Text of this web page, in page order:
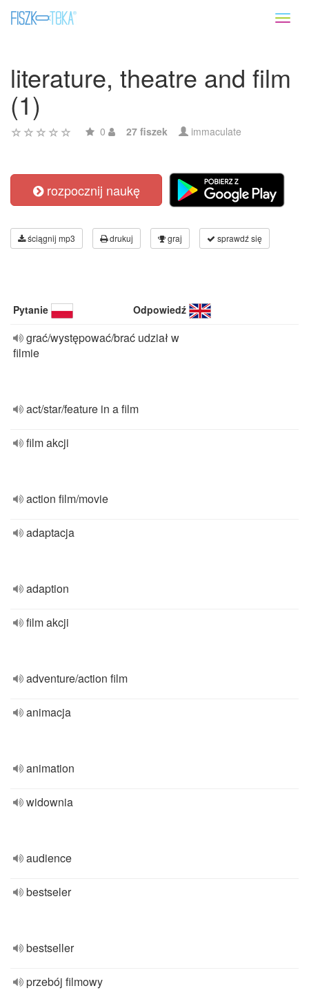
literature, theatre and film
(1)
0 27 fiszek immaculate
rozpocznij naukę
ściągnij mp3 drukuj graj sprawdź się
Pytanie Odpowiedź
grać/występować/brać udział w
filmie
act/star/feature in a film
film akcji
action film/movie
adaptacja
adaption
film akcji
adventure/action film
animacja
animation
widownia
audience
bestseler
bestseller
przebój filmowy